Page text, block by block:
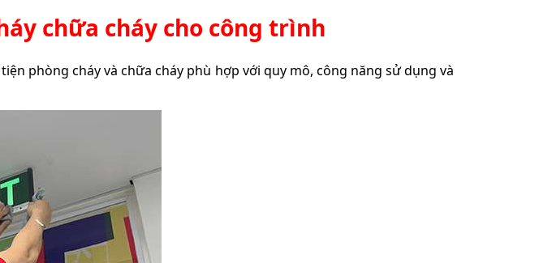
chữa cháy cho công trình
phòng cháy và chữa cháy phù hợp với quy mô, công năng sử dụng và